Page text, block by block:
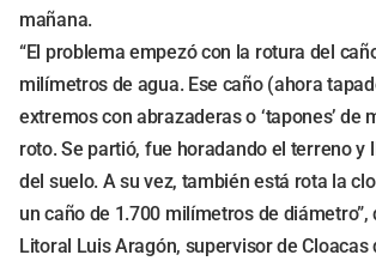
mañana.
“El problema empezó con la rotura del
milímetros de agua. Ese caño (ahora
extremos con abrazaderas o ‘tapones’ de
roto. Se partió, fue horadando el terreno y
del suelo. A su vez, también está rota la
un caño de 1.700 milímetros de diámetro”,
Litoral Luis Aragón, supervisor de Cloacas